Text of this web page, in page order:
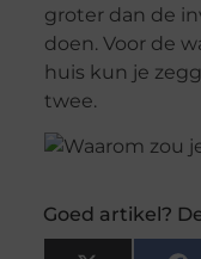
groter dan de
doen. Voor de
huis kun je
twee.
Goed artikel?